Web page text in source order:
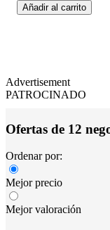
Añadir al carrito
Advertisement
PATROCINADO
Ofertas de 12
Ordenar por:
Mejor precio
Mejor valoración